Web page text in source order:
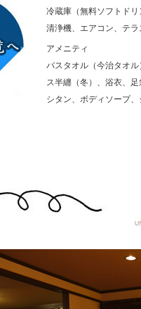
冷蔵庫（無料ソフトド
清浄機、エアコン、テ
アメニティ
バスタオル（今治タオ
ス半纏（冬）、浴衣、
シタン、ボディソープ